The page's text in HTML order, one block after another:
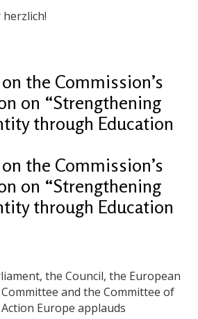
the Commission’s
on “Strengthening
through Education
the Commission’s
on “Strengthening
through Education
the Council, the European
Committee and the Committee of
Europe applauds